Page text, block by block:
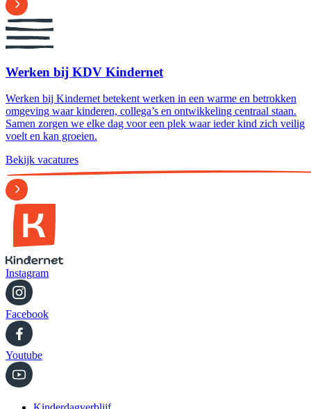
Werken bij KDV Kindernet
Werken bij Kindernet betekent werken in een warme en betrokken
omgeving waar kinderen, collega’s en ontwikkeling centraal staan.
Samen zorgen we elke dag voor een plek waar ieder kind zich veilig
voelt en kan groeien.
Bekijk vacatures
Instagram
Facebook
Youtube